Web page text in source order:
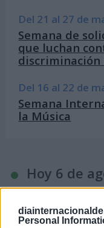
Personal
Del 21 al 27 de
Semana de
que luchan
discriminación
Del 16 al 22 de
Semana
la Música
Hoy 6 de
Día